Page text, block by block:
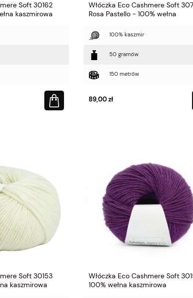
Soft 30162
kaszmirowa
Włóczka Eco Cashmere Soft
Rosa Pastello - 100% wełna
100% kaszmir
50 gramów
150 metrów
89,00 zł
Soft 30153
kaszmirowa
Włóczka Eco Cashmere Soft
100% wełna kaszmirowa